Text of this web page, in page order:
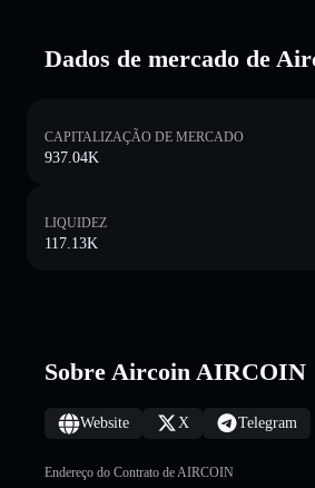
Dados de mercado de
CAPITALIZAÇÃO DE MERCADO
937.04K
LIQUIDEZ
117.13K
Sobre Aircoin AIRCOIN
Website X Telegram
Endereço do Contrato de AIRCOIN